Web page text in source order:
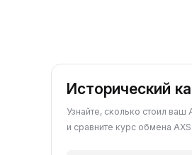
Исторический
Узнайте, сколько стоил
и сравните курс обмена